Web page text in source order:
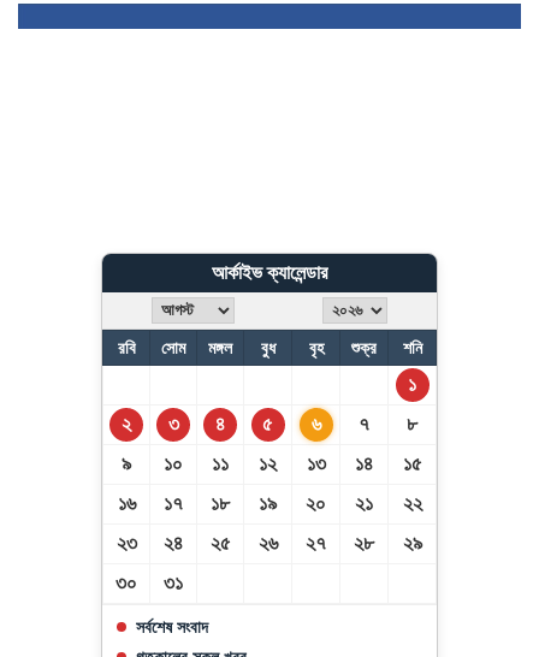
আর্কাইভ ক্যালেন্ডার
রবি সোম মঙ্গল বুধ বৃহ শুক্র শনি
১
২
৩ ৪ ৫ ৬ ৭
৮
৯
১০ ১১ ১২ ১৩ ১৪
১৫
১৬
১৭ ১৮ ১৯ ২০ ২১
২২
২৩
২৪ ২৫ ২৬ ২৭ ২৮
২৯
৩০
৩১
সর্বশেষ সংবাদ